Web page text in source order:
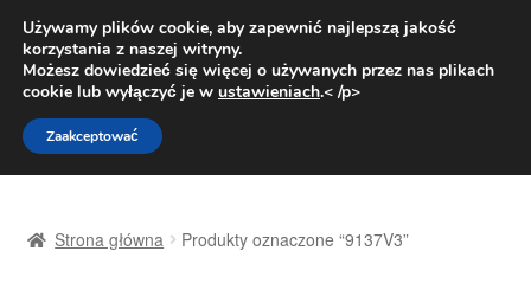
DOSTAWA od 31 zł
Pn.-pt. 9:00-16:00800 003 167
Przejdź
do
nawigacji
Przejdź
do
treści
Dostawa
Strona główna Produkty oznaczone “9137V3”
Używamy plików cookie, aby zapewnić najlepszą jakość
korzystania z naszej witryny.
Możesz dowiedzieć się więcej o używanych przez nas plikach
cookie lub wyłączyć je w ustawieniach.< /p>
Zaakceptować